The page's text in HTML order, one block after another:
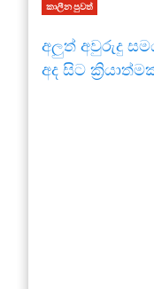
කාලීන පුවත්
අලුත් අවුරුදු
අද සිට